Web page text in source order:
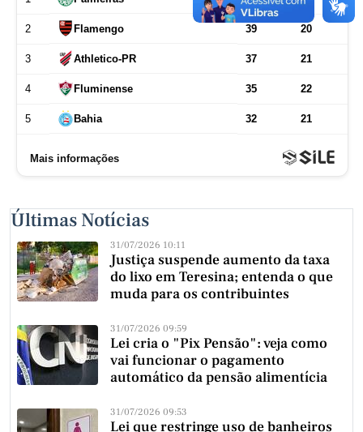
Últimas Notícias
31/07/2026 10:11
Justiça suspende aumento da taxa
do lixo em Teresina; entenda o que
muda para os contribuintes
31/07/2026 09:59
Lei cria o "Pix Pensão": veja como
vai funcionar o pagamento
automático da pensão alimentícia
31/07/2026 09:53
Lei que restringe uso de banheiros